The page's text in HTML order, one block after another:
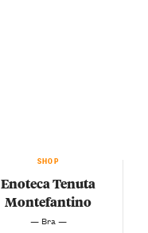
SHOP
Enoteca Tenuta
Montefantino
— Bra —